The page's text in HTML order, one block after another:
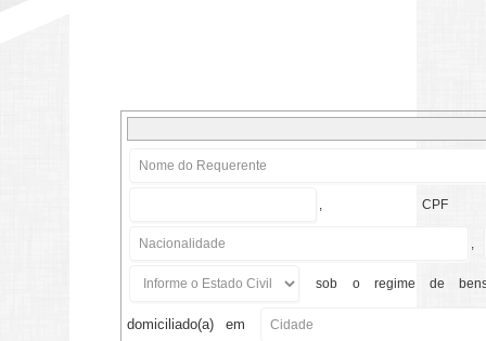
,CPF
,
sob o regime de
domiciliado(a)em